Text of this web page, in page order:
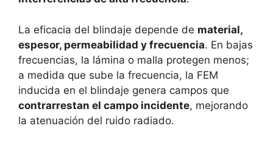
La eficacia del blindaje depende de material,
espesor, permeabilidad y frecuencia. En bajas
frecuencias, la lámina o malla protegen menos;
a medida que sube la frecuencia, la FEM
inducida en el blindaje genera campos que
contrarrestan el campo incidente, mejorando
la atenuación del ruido radiado.